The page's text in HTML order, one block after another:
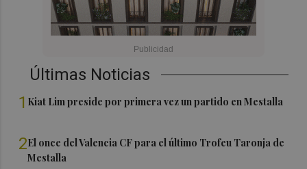
Últimas Noticias
1 Kiat Lim preside por primera vez un partido en Mestalla
2El once del Valencia CF para el último Trofeu Taronja de
Mestalla